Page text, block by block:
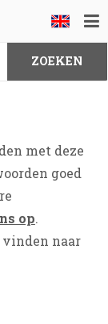
met deze
goed
op.
naar